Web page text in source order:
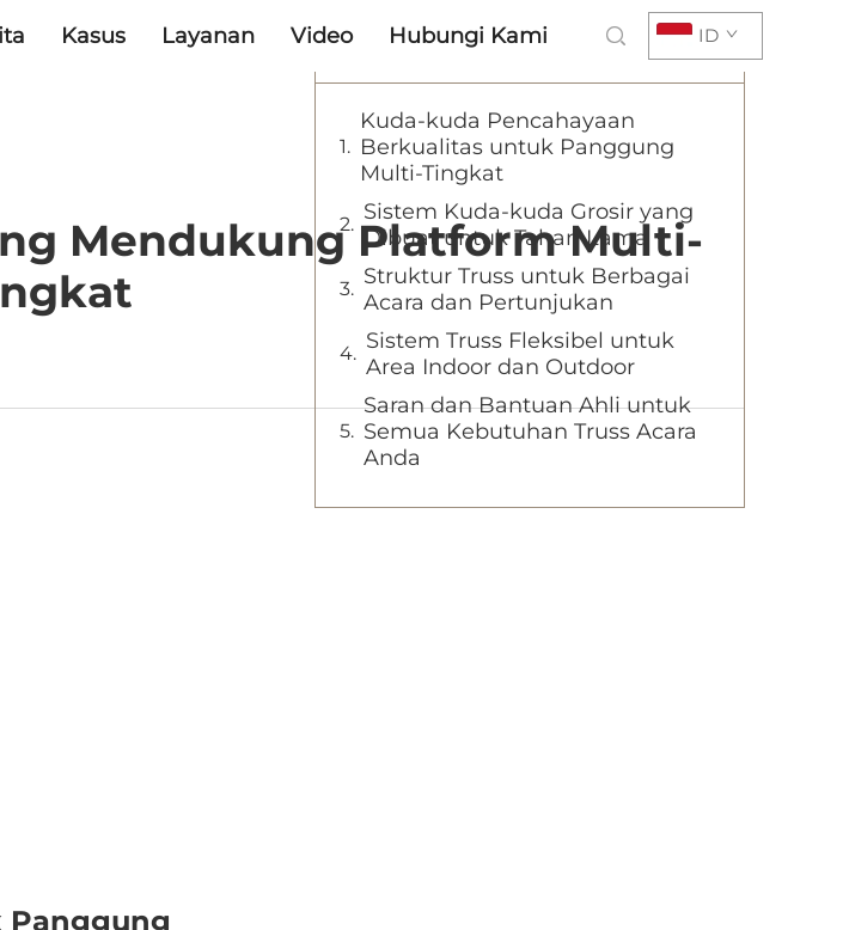
Kasus Layanan Video Hubungi Kami ID
Mendukung Platform Multi-
Panggung
Daftar Isi
Kuda-kuda Pencahayaan
Berkualitas untuk Panggung
Multi-Tingkat
Sistem Kuda-kuda Grosir yang
Dibuat untuk Tahan Lama
Struktur Truss untuk Berbagai
Acara dan Pertunjukan
Sistem Truss Fleksibel untuk
Area Indoor dan Outdoor
Saran dan Bantuan Ahli untuk
Semua Kebutuhan Truss Acara
Anda